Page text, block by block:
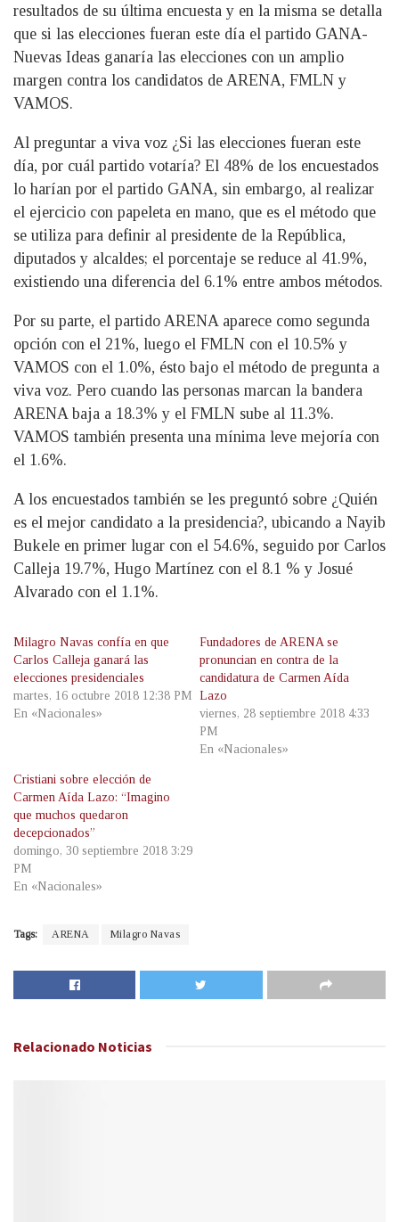
resultados de su última encuesta y en la misma se detalla
que si las elecciones fueran este día el partido GANA-
Nuevas Ideas ganaría las elecciones con un amplio
margen contra los candidatos de ARENA, FMLN y
VAMOS.
Al preguntar a viva voz ¿Si las elecciones fueran este
día, por cuál partido votaría? El 48% de los encuestados
lo harían por el partido GANA, sin embargo, al realizar
el ejercicio con papeleta en mano, que es el método que
se utiliza para definir al presidente de la República,
diputados y alcaldes; el porcentaje se reduce al 41.9%,
existiendo una diferencia del 6.1% entre ambos métodos.
Por su parte, el partido ARENA aparece como segunda
opción con el 21%, luego el FMLN con el 10.5% y
VAMOS con el 1.0%, ésto bajo el método de pregunta a
viva voz. Pero cuando las personas marcan la bandera
ARENA baja a 18.3% y el FMLN sube al 11.3%.
VAMOS también presenta una mínima leve mejoría con
el 1.6%.
A los encuestados también se les preguntó sobre ¿Quién
es el mejor candidato a la presidencia?, ubicando a Nayib
Bukele en primer lugar con el 54.6%, seguido por Carlos
Calleja 19.7%, Hugo Martínez con el 8.1 % y Josué
Alvarado con el 1.1%.
Milagro Navas confía en que
Carlos Calleja ganará las
elecciones presidenciales
martes, 16 octubre 2018 12:38 PM
En «Nacionales»
Fundadores de ARENA se
pronuncian en contra de la
candidatura de Carmen Aída
Lazo
viernes, 28 septiembre 2018 4:33
PM
En «Nacionales»
Cristiani sobre elección de
Carmen Aída Lazo: “Imagino
que muchos quedaron
decepcionados”
domingo, 30 septiembre 2018 3:29
PM
En «Nacionales»
Tags: ARENA Milagro Navas
Relacionado Noticias